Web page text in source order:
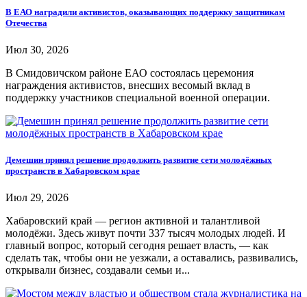
В ЕАО наградили активистов, оказывающих поддержку защитникам
Отечества
Июл 30, 2026
В Смидовичском районе ЕАО состоялась церемония
награждения активистов, внесших весомый вклад в
поддержку участников специальной военной операции.
Демешин принял решение продолжить развитие сети молодёжных
пространств в Хабаровском крае
Июл 29, 2026
Хабаровский край — регион активной и талантливой
молодёжи. Здесь живут почти 337 тысяч молодых людей. И
главный вопрос, который сегодня решает власть, — как
сделать так, чтобы они не уезжали, а оставались, развивались,
открывали бизнес, создавали семьи и...